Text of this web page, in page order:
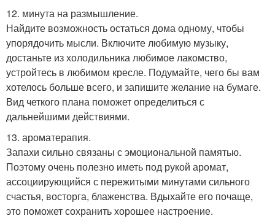
12. минута на размышление.
Найдите возможность остаться дома одному, чтобы
упорядочить мысли. Включите любимую музыку,
достаньте из холодильника любимое лакомство,
устройтесь в любимом кресле. Подумайте, чего бы вам
хотелось больше всего, и запишите желание на бумаге.
Вид четкого плана поможет определиться с
дальнейшими действиями.
13. ароматерапия.
Запахи сильно связаны с эмоциональной памятью.
Поэтому очень полезно иметь под рукой аромат,
ассоциирующийся с пережитыми минутами сильного
счастья, восторга, блаженства. Вдыхайте его почаще,
это поможет сохранить хорошее настроение.